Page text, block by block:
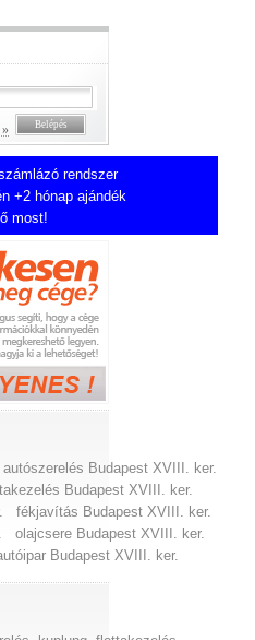
»
rendszer
+2 hónap ajándék
most!
autószerelés Budapest XVIII. ker.
Budapest XVIII. ker.
fékjavítás Budapest XVIII. ker.
olajcsere Budapest XVIII. ker.
Budapest XVIII. ker.